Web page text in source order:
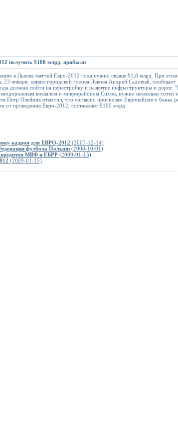
получить $100 млрд. прибыли
в Львове матчей Евро-2012 года нужно свыше $1,8 млрд. При
23 января, заявил городской голова Львова Андрей Садовый,
должно пойти на перестройку и развитие инфраструктуры и дорог.
вокзалом и микрорайоном Сихов, нужно несколько сотен
Петр Олейник отметил, что согласно прогнозам Европейского банка
от проведения Евро-2012, составляют $100 млрд.
кадров для ЕВРО-2012 (2007-12-14)
футбола Польши (2008-10-01)
кредитов МВФ и ЕБРР (2009-01-15)
(2009-01-15)